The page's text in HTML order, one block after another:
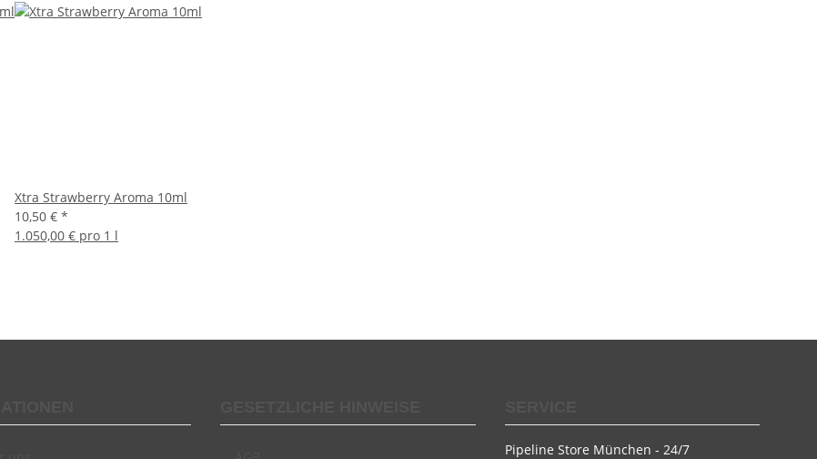
Xtra Strawberry Aroma 10ml
10,50 € *
1.050,00 € pro 1 l
Pipeline Store München - 24/7